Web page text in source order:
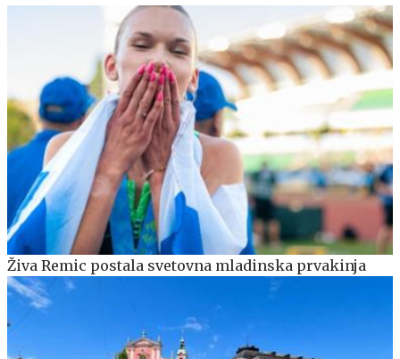
Živa Remic postala svetovna mladinska prvakinja